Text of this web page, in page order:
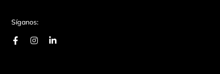
Síganos:
F
a
I L